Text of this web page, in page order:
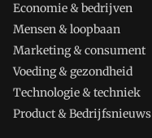
Economie & bedrijven
Mensen & loopbaan
Marketing & consument
Voeding & gezondheid
Technologie & techniek
Product & Bedrijfsnieuws